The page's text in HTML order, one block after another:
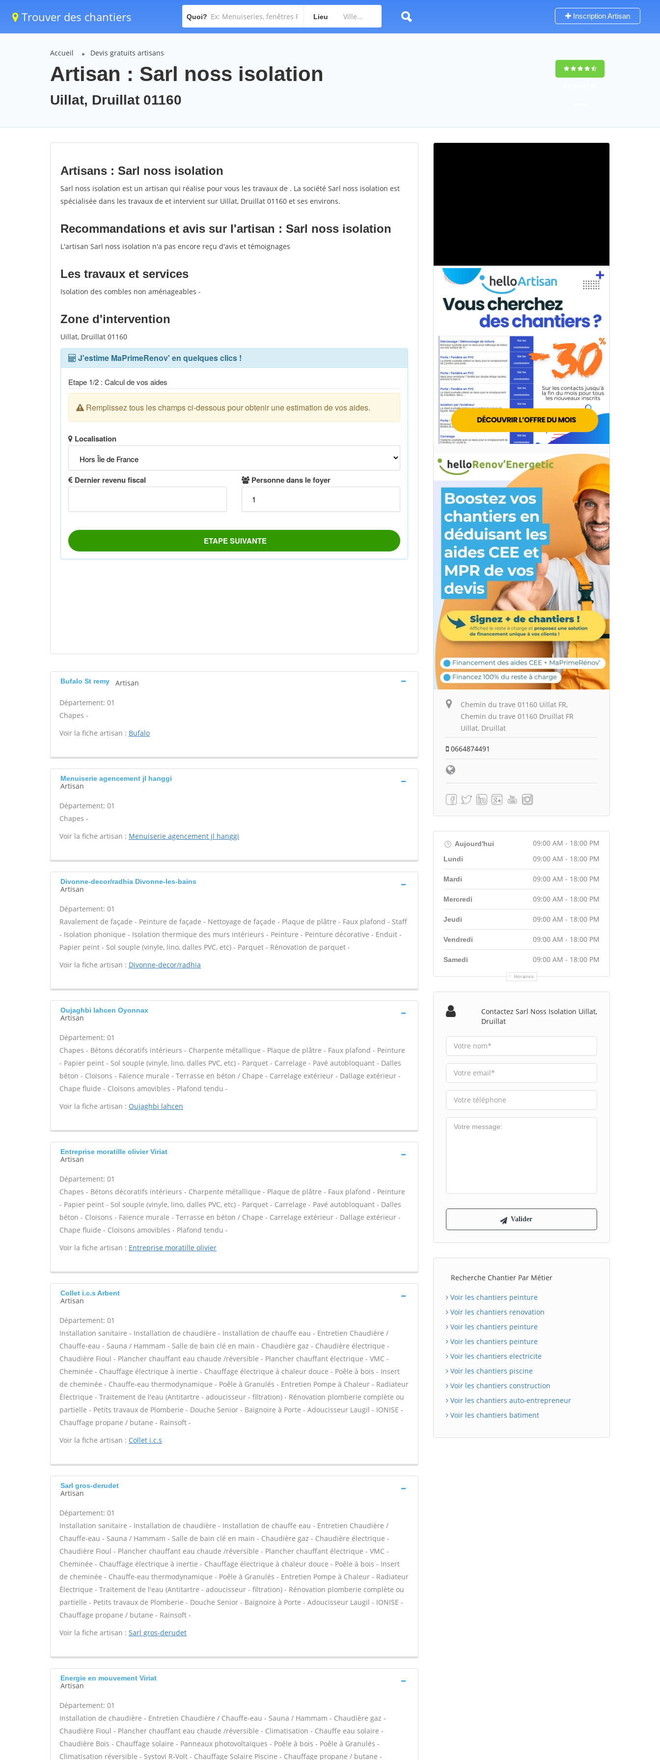
Trouver des chantiers Quoi? Lieu Inscription Artisan
Accueil Devis gratuits artisans
Artisan : Sarl noss isolation
Uillat, Druillat 01160
Artisans : Sarl noss isolation
Sarl noss isolation est un artisan qui réalise pour vous les travaux de . La société Sarl noss isolation est
spécialisée dans les travaux de et intervient sur Uillat, Druillat 01160 et ses environs.
Recommandations et avis sur l'artisan : Sarl noss isolation
L'artisan Sarl noss isolation n'a pas encore reçu d'avis et témoignages
Les travaux et services
Isolation des combles non aménageables -
Zone d'intervention
Uillat, Druillat 01160
Bufalo St remy Artisan
Département: 01
Chapes -
Voir la fiche artisan : Bufalo
Menuiserie agencement jl hanggi
Artisan
Département: 01
Chapes -
Voir la fiche artisan : Menuiserie agencement jl hanggi
Divonne-decor/radhia Divonne-les-bains
Artisan
Département: 01
Ravalement de façade - Peinture de façade - Nettoyage de façade - Plaque de plâtre - Faux plafond - Staff
- Isolation phonique - Isolation thermique des murs intérieurs - Peinture - Peinture décorative - Enduit -
Papier peint - Sol souple (vinyle, lino, dalles PVC, etc) - Parquet - Rénovation de parquet -
Voir la fiche artisan : Divonne-decor/radhia
Oujaghbi lahcen Oyonnax
Artisan
Département: 01
Chapes - Bétons décoratifs intérieurs - Charpente métallique - Plaque de plâtre - Faux plafond - Peinture
- Papier peint - Sol souple (vinyle, lino, dalles PVC, etc) - Parquet - Carrelage - Pavé autobloquant - Dalles
béton - Cloisons - Faïence murale - Terrasse en béton / Chape - Carrelage extérieur - Dallage extérieur -
Chape fluide - Cloisons amovibles - Plafond tendu -
Voir la fiche artisan : Oujaghbi lahcen
Entreprise moratille olivier Viriat
Artisan
Département: 01
Chapes - Bétons décoratifs intérieurs - Charpente métallique - Plaque de plâtre - Faux plafond - Peinture
- Papier peint - Sol souple (vinyle, lino, dalles PVC, etc) - Parquet - Carrelage - Pavé autobloquant - Dalles
béton - Cloisons - Faïence murale - Terrasse en béton / Chape - Carrelage extérieur - Dallage extérieur -
Chape fluide - Cloisons amovibles - Plafond tendu -
Voir la fiche artisan : Entreprise moratille olivier
Collet i.c.s Arbent
Artisan
Département: 01
Installation sanitaire - Installation de chaudière - Installation de chauffe eau - Entretien Chaudière /
Chauffe-eau - Sauna / Hammam - Salle de bain clé en main - Chaudière gaz - Chaudière électrique -
Chaudière Fioul - Plancher chauffant eau chaude /réversible - Plancher chauffant électrique - VMC -
Cheminée - Chauffage électrique à inertie - Chauffage électrique à chaleur douce - Poêle à bois - Insert
de cheminée - Chauffe-eau thermodynamique - Poêle à Granulés - Entretien Pompe à Chaleur - Radiateur
Électrique - Traitement de l'eau (Antitartre - adoucisseur - filtration) - Rénovation plomberie complète ou
partielle - Petits travaux de Plomberie - Douche Senior - Baignoire à Porte - Adoucisseur Laugil - IONISE -
Chauffage propane / butane - Rainsoft -
Voir la fiche artisan : Collet i.c.s
Sarl gros-derudet
Artisan
Département: 01
Installation sanitaire - Installation de chaudière - Installation de chauffe eau - Entretien Chaudière /
Chauffe-eau - Sauna / Hammam - Salle de bain clé en main - Chaudière gaz - Chaudière électrique -
Chaudière Fioul - Plancher chauffant eau chaude /réversible - Plancher chauffant électrique - VMC -
Cheminée - Chauffage électrique à inertie - Chauffage électrique à chaleur douce - Poêle à bois - Insert
de cheminée - Chauffe-eau thermodynamique - Poêle à Granulés - Entretien Pompe à Chaleur - Radiateur
Électrique - Traitement de l'eau (Antitartre - adoucisseur - filtration) - Rénovation plomberie complète ou
partielle - Petits travaux de Plomberie - Douche Senior - Baignoire à Porte - Adoucisseur Laugil - IONISE -
Chauffage propane / butane - Rainsoft -
Voir la fiche artisan : Sarl gros-derudet
Energie en mouvement Viriat
Artisan
Département: 01
Installation de chaudière - Entretien Chaudière / Chauffe-eau - Sauna / Hammam - Chaudière gaz -
Chaudière Fioul - Plancher chauffant eau chaude /réversible - Climatisation - Chauffe eau solaire -
Chaudière Bois - Chauffage solaire - Panneaux photovoltaïques - Poêle à bois - Poêle à Granulés -
Climatisation réversible - Systovi R-Volt - Chauffage Solaire Piscine - Chauffage propane / butane -
Chemin du trave 01160 Uillat FR,
Chemin du trave 01160 Druillat FR
Uillat, Druillat
0664874491
Aujourd'hui 09:00 AM - 18:00 PM
Horaires
Lundi 09:00 AM - 18:00 PM
Mardi 09:00 AM - 18:00 PM
Mercredi 09:00 AM - 18:00 PM
Jeudi 09:00 AM - 18:00 PM
Vendredi 09:00 AM - 18:00 PM
Samedi 09:00 AM - 18:00 PM
Contactez Sarl Noss Isolation Uillat,
Druillat
Recherche Chantier Par Métier
Voir les chantiers peinture
Voir les chantiers renovation
Voir les chantiers peinture
Voir les chantiers peinture
Voir les chantiers electricite
Voir les chantiers piscine
Voir les chantiers construction
Voir les chantiers auto-entrepreneur
Voir les chantiers batiment